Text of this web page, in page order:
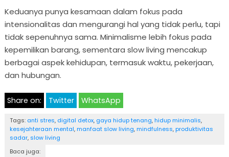
Keduanya punya kesamaan dalam fokus pada
intensionalitas dan mengurangi hal yang tidak perlu, tapi
tidak sepenuhnya sama. Minimalisme lebih fokus pada
kepemilikan barang, sementara slow living mencakup
berbagai aspek kehidupan, termasuk waktu, pekerjaan,
dan hubungan.
Share on: Twitter WhatsApp
Tags: anti stres, digital detox, gaya hidup tenang, hidup minimalis,
kesejahteraan mental, manfaat slow living, mindfulness, produktivitas
sadar, slow living
Baca juga: